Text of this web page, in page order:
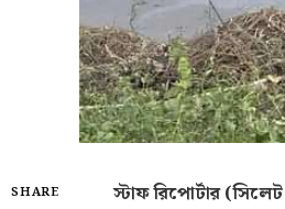
SHARE স্টাফ রিপোর্টার